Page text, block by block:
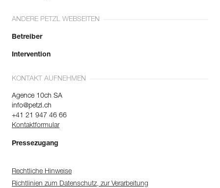
ANDERE PETZL WEBSEITEN
Betreiber
Intervention
KONTAKT AUFNEHMEN
Agence 10ch SA
info@petzl.ch
+41 21 947 46 66
Kontaktformular
Pressezugang
Rechtliche Hinweise
Richtlinien zum Datenschutz, zur Verarbeitung